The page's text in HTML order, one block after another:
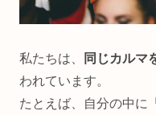
私たちは、 同じカルマ
われています。
たとえば、自分の中に